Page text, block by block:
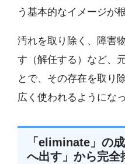
う基本的なイメージが
汚れを取り除く、障害
す（解任する）など、
とで、その存在を取り
広く使われるようにな
「eliminate」の
へ出す」から完全